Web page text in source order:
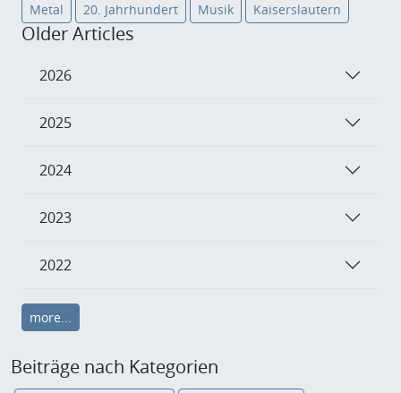
Metal 20. Jahrhundert Musik Kaiserslautern
Older Articles
2026
2025
2024
2023
2022
more...
Beiträge nach Kategorien